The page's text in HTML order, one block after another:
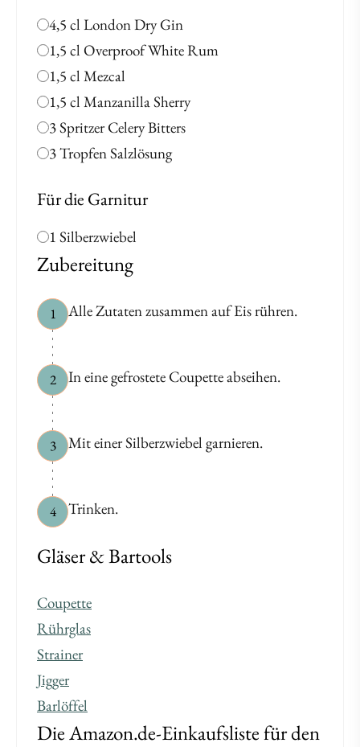
4,5 cl London Dry Gin
1,5 cl Overproof White Rum
1,5 cl Mezcal
1,5 cl Manzanilla Sherry
3 Spritzer Celery Bitters
3 Tropfen Salzlösung
Für die Garnitur
1 Silberzwiebel
Zubereitung
1 Alle Zutaten zusammen auf Eis rühren.
2 In eine gefrostete Coupette abseihen.
3 Mit einer Silberzwiebel garnieren.
4 Trinken.
Gläser & Bartools
Coupette
Rührglas
Strainer
Jigger
Barlöffel
Die Amazon.de-Einkaufsliste für den